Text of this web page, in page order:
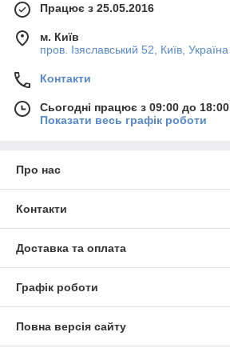
Працює з 25.05.2016
м. Київ
пров. Ізяславський 52, Київ, Україна
Контакти
Сьогодні працює з 09:00 до 18:00
Показати весь графік роботи
Про нас
Контакти
Доставка та оплата
Графік роботи
Повна версія сайту